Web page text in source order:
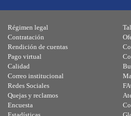
Régimen legal
Contratación
Rendición de cuentas
Pago virtual
Calidad
Correo institucional
Redes Sociales
Quejas y reclamos
Encuesta